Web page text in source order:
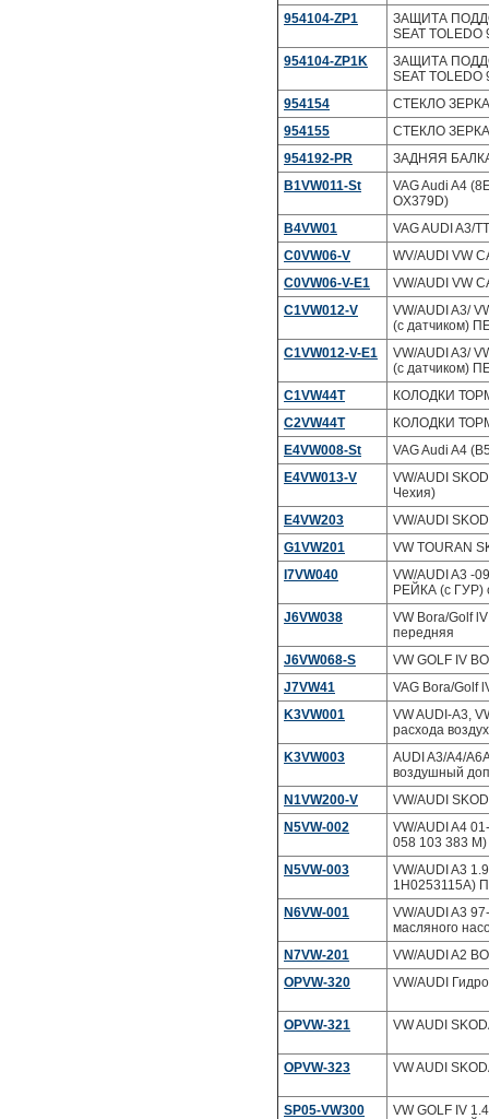
954104-ZP1
ЗАЩИТА
SEAT TOLEDO
954104-ZP1K
ЗАЩИТА
SEAT TOLEDO
954154
СТЕКЛО
954155
СТЕКЛО
954192-PR
ЗАДНЯЯ БАЛКА
B1VW011-St
VAG Audi A4
OX379D)
B4VW01
VAG AUDI A3/
C0VW06-V
WV/AUDI VW
C0VW06-V-E1
VW/AUDI VW
C1VW012-V
VW/AUDI A3/
(с датчиком)
C1VW012-V-E1
VW/AUDI A3/
(с датчиком)
C1VW44T
КОЛОДКИ
C2VW44T
КОЛОДКИ
E4VW008-St
VAG Audi A4
E4VW013-V
VW/AUDI
Чехия)
E4VW203
VW/AUDI
G1VW201
VW TOURAN
I7VW040
VW/AUDI A3 -
РЕЙКА (с ГУР)
J6VW038
VW Bora/Golf
передняя
J6VW068-S
VW GOLF IV
J7VW41
VAG Bora/Golf
K3VW001
VW AUDI-A3,
расхода
K3VW003
AUDI A3/A4/
воздушный
N1VW200-V
VW/AUDI
N5VW-002
VW/AUDI A4
058 103 383
N5VW-003
VW/AUDI A3
1H0253115A)
N6VW-001
VW/AUDI A3
масляного
N7VW-201
VW/AUDI A2
OPVW-320
VW/AUDI
OPVW-321 VW AUDI
OPVW-323 VW AUDI
SP05-VW300
VW GOLF IV